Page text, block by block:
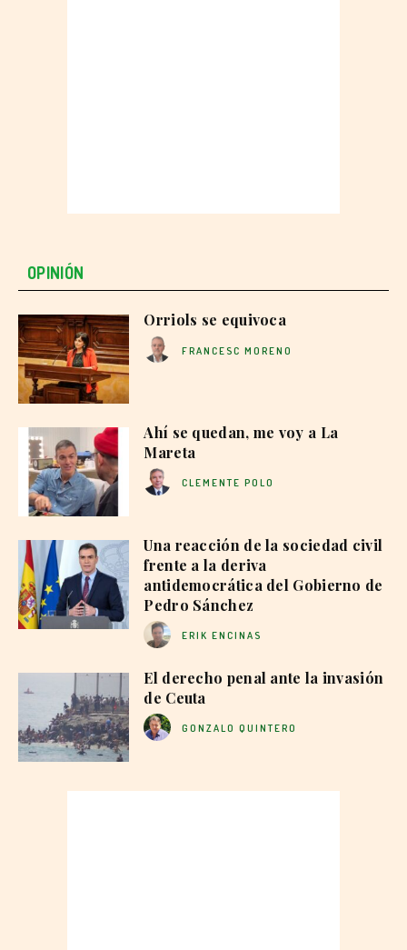
OPINIÓN
Orriols se equivoca
FRANCESC MORENO
Ahí se quedan, me voy a La
Mareta
CLEMENTE POLO
Una reacción de la sociedad civil
frente a la deriva
antidemocrática del Gobierno de
Pedro Sánchez
ERIK ENCINAS
El derecho penal ante la invasión
de Ceuta
GONZALO QUINTERO